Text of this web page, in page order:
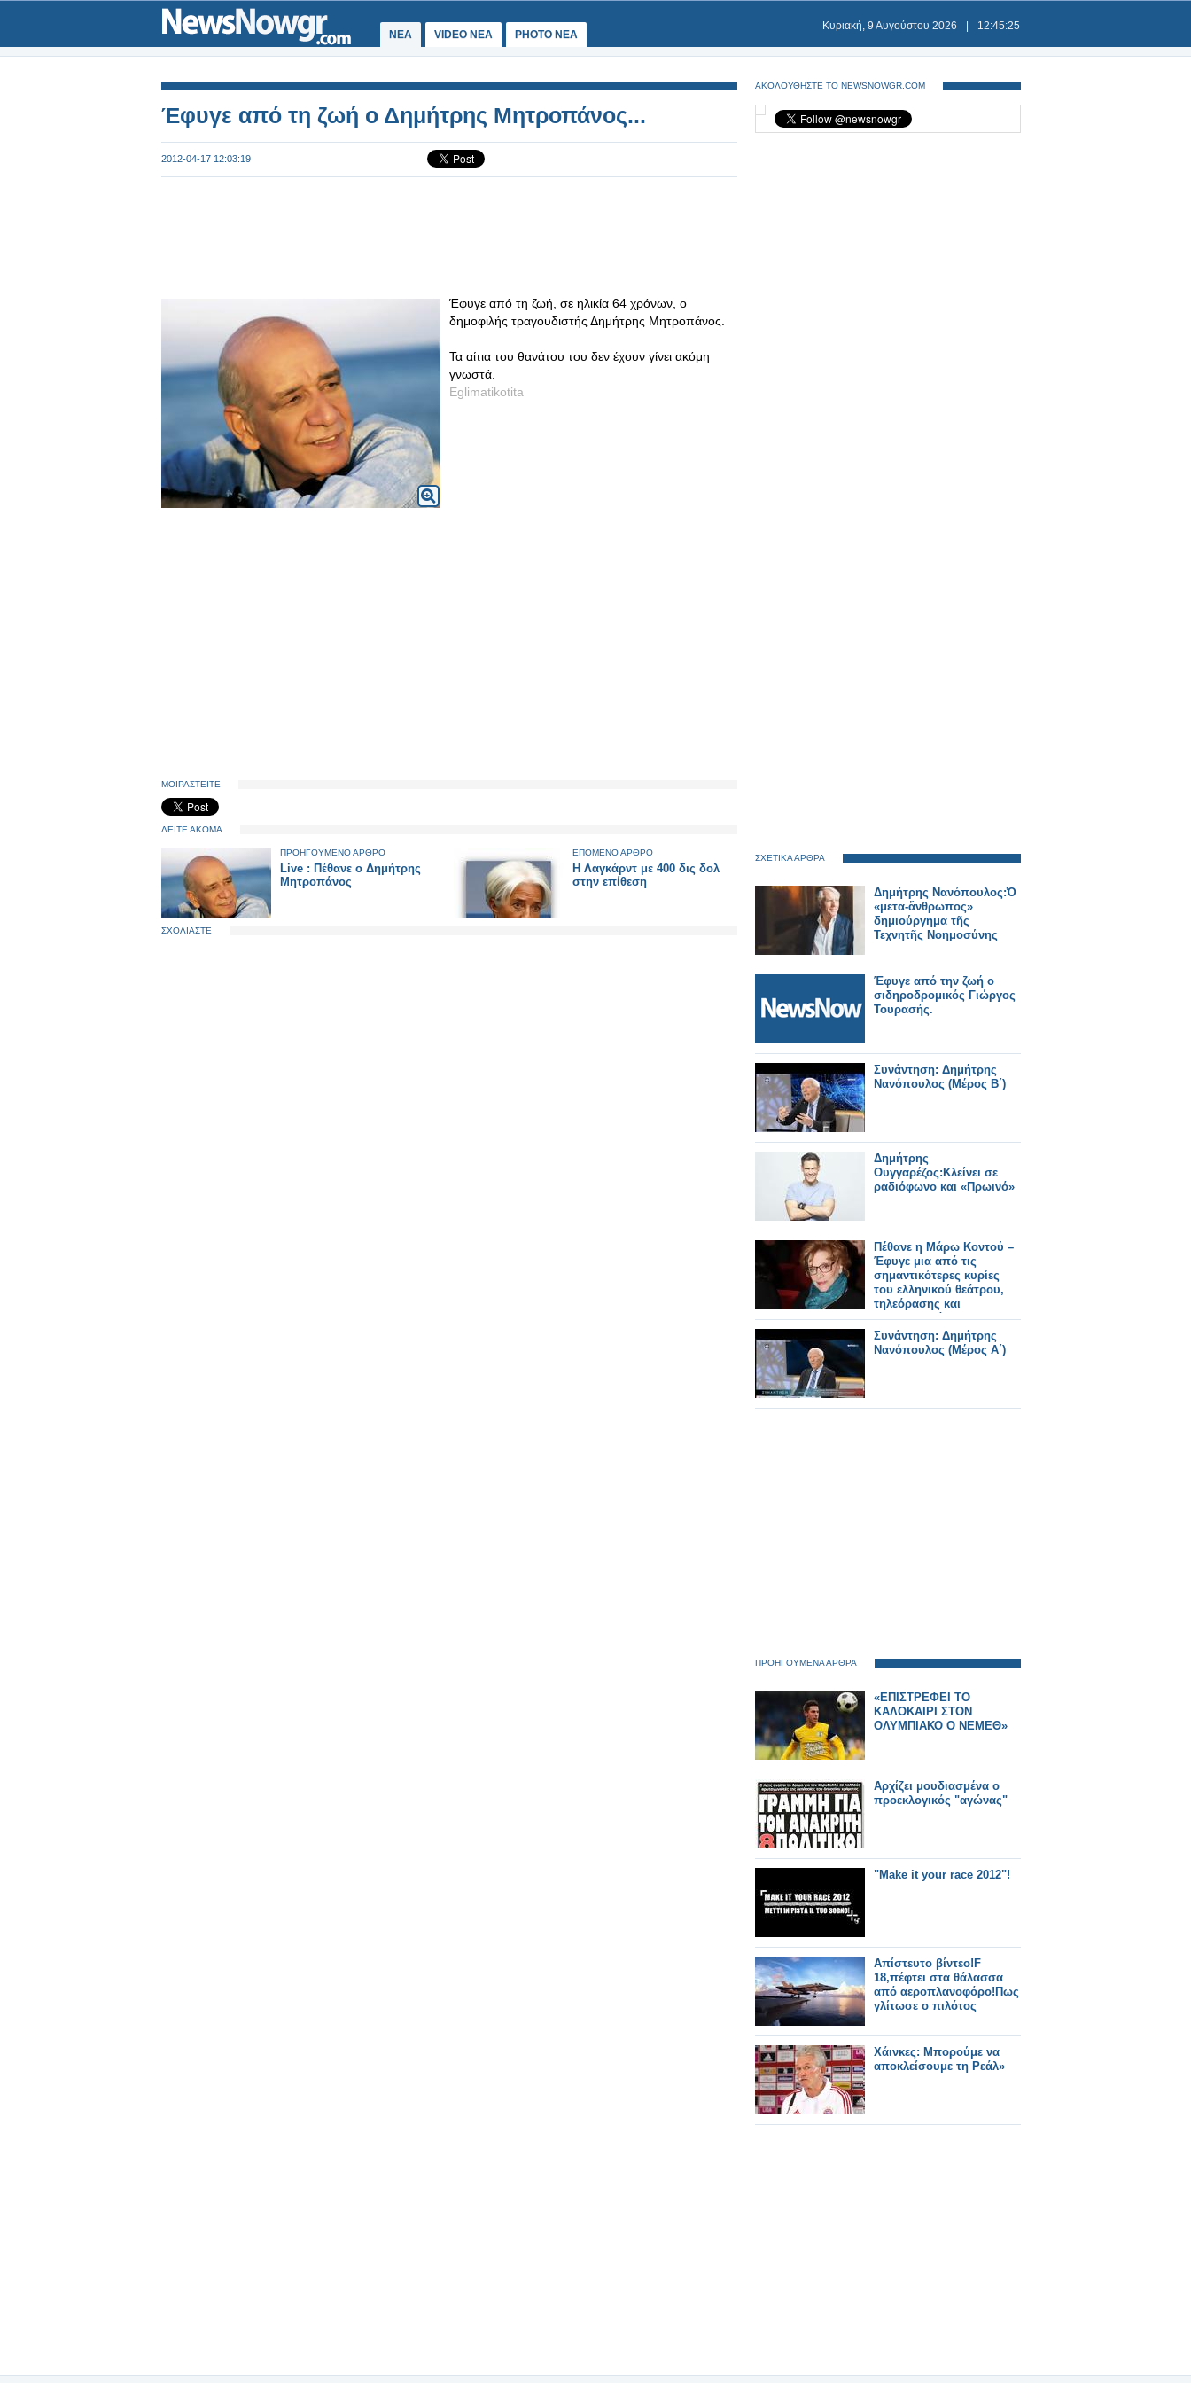
ΝΕΑ VIDEO NEA PHOTO NEA
Κυριακή, 9 Αυγούστου 2026 12:45:26
Έφυγε από τη ζωή ο Δημήτρης Μητροπάνος...
2012-04-17 12:03:19
Έφυγε από τη ζωή, σε ηλικία 64 χρόνων, ο
δημοφιλής τραγουδιστής Δημήτρης Μητροπάνος.
Τα αίτια του θανάτου του δεν έχουν γίνει ακόμη
γνωστά.
Eglimatikotita
ΜΟΙΡΑΣΤΕΙΤΕ
ΔΕΙΤΕ ΑΚΟΜΑ
ΠΡΟΗΓΟΥΜΕΝΟ ΑΡΘΡΟ
Live : Πέθανε ο Δημήτρης
Μητροπάνος
ΕΠΟΜΕΝΟ ΑΡΘΡΟ
Η Λαγκάρντ με 400 δις δολ
στην επίθεση
ΣΧΟΛΙΑΣΤΕ
ΑΚΟΛΟΥΘΗΣΤΕ ΤΟ NEWSNOWGR.COM
ΣΧΕΤΙΚΑ ΑΡΘΡΑ
Δημήτρης Νανόπουλος:Ὁ
«μετα-ἄνθρωπος»
δημιούργημα τῆς
Τεχνητῆς Νοημοσύνης
Έφυγε από την ζωή ο
σιδηροδρομικός Γιώργος
Τουρασής.
Συνάντηση: Δημήτρης
Νανόπουλος (Μέρος Β΄)
Δημήτρης
Ουγγαρέζος:Κλείνει σε
ραδιόφωνο και «Πρωινό»
Πέθανε η Μάρω Κοντού –
Έφυγε μια από τις
σημαντικότερες κυρίες
του ελληνικού θεάτρου,
τηλεόρασης και
κινηματογράφου
Συνάντηση: Δημήτρης
Νανόπουλος (Μέρος Α΄)
ΠΡΟΗΓΟΥΜΕΝΑ ΑΡΘΡΑ
«ΕΠΙΣΤΡΕΦΕΙ ΤΟ
ΚΑΛΟΚΑΙΡΙ ΣΤΟΝ
ΟΛΥΜΠΙΑΚΟ Ο ΝΕΜΕΘ»
Αρχίζει μουδιασμένα ο
προεκλογικός "αγώνας"
"Make it your race 2012"!
Απίστευτο βίντεο!F
18,πέφτει στα θάλασσα
από αεροπλανοφόρο!Πως
γλίτωσε ο πιλότος
Χάινκες: Μπορούμε να
αποκλείσουμε τη Ρεάλ»